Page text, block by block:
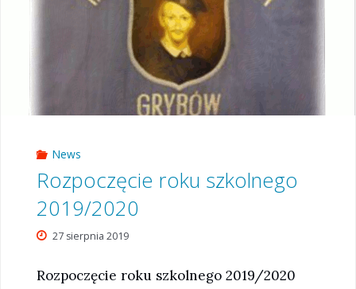
News
Rozpoczęcie roku szkolnego
2019/2020
27 sierpnia 2019
Rozpoczęcie roku szkolnego 2019/2020